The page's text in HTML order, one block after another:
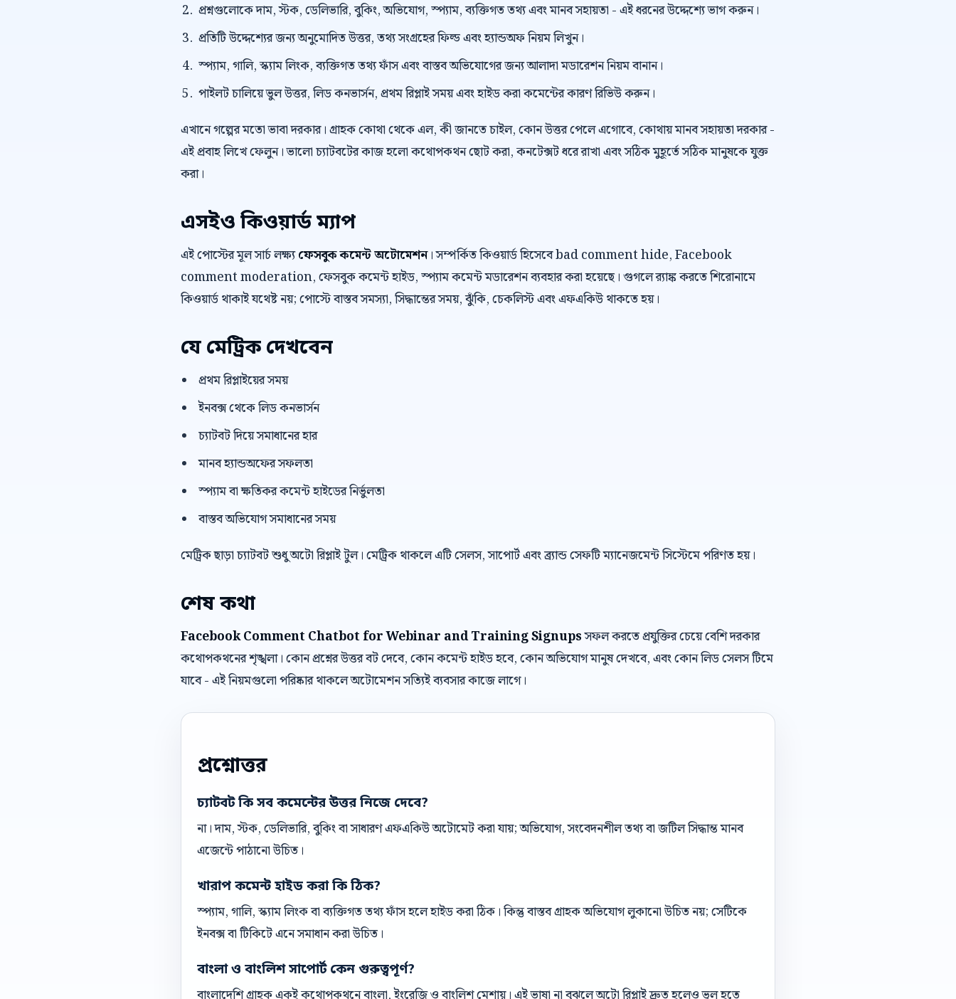
প্রশ্নগুলোকে দাম, স্টক, ডেলিভারি, বুকিং, অভিযোগ, স্প্যাম, ব্যক্তিগত তথ্য এবং মানব সহায়তা - এই ধরনের উদ্দেশ্যে ভাগ করুন।
প্রতিটি উদ্দেশ্যের জন্য অনুমোদিত উত্তর, তথ্য সংগ্রহের ফিল্ড এবং হ্যান্ডঅফ নিয়ম লিখুন।
স্প্যাম, গালি, স্ক্যাম লিংক, ব্যক্তিগত তথ্য ফাঁস এবং বাস্তব অভিযোগের জন্য আলাদা মডারেশন নিয়ম বানান।
পাইলট চালিয়ে ভুল উত্তর, লিড কনভার্সন, প্রথম রিপ্লাই সময় এবং হাইড করা কমেন্টের কারণ রিভিউ করুন।
এখানে গল্পের মতো ভাবা দরকার। গ্রাহক কোথা থেকে এল, কী জানতে চাইল, কোন উত্তর পেলে এগোবে, কোথায় মানব সহায়তা দরকার -
এই প্রবাহ লিখে ফেলুন। ভালো চ্যাটবটের কাজ হলো কথোপকথন ছোট করা, কনটেক্সট ধরে রাখা এবং সঠিক মুহূর্তে সঠিক মানুষকে যুক্ত
করা।
এসইও কিওয়ার্ড ম্যাপ
এই পোস্টের মূল সার্চ লক্ষ্যফেসবুক কমেন্ট অটোমেশন। সম্পর্কিত কিওয়ার্ড হিসেবে bad comment hide, Facebook
comment moderation, ফেসবুক কমেন্ট হাইড, স্প্যাম কমেন্ট মডারেশন ব্যবহার করা হয়েছে। গুগলে র‍্যাঙ্ক করতে শিরোনামে
কিওয়ার্ড থাকাই যথেষ্ট নয়; পোস্টে বাস্তব সমস্যা, সিদ্ধান্তের সময়, ঝুঁকি, চেকলিস্ট এবং এফএকিউ থাকতে হয়।
যে মেট্রিক দেখবেন
প্রথম রিপ্লাইয়ের সময়
ইনবক্স থেকে লিড কনভার্সন
চ্যাটবট দিয়ে সমাধানের হার
মানব হ্যান্ডঅফের সফলতা
স্প্যাম বা ক্ষতিকর কমেন্ট হাইডের নির্ভুলতা
বাস্তব অভিযোগ সমাধানের সময়
মেট্রিক ছাড়া চ্যাটবট শুধু অটো রিপ্লাই টুল। মেট্রিক থাকলে এটি সেলস, সাপোর্ট এবং ব্র্যান্ড সেফটি ম্যানেজমেন্ট সিস্টেমে পরিণত হয়।
শেষ কথা
Facebook Comment Chatbot for Webinar and Training Signupsসফল করতে প্রযুক্তির চেয়ে বেশি দরকার
কথোপকথনের শৃঙ্খলা। কোন প্রশ্নের উত্তর বট দেবে, কোন কমেন্ট হাইড হবে, কোন অভিযোগ মানুষ দেখবে, এবং কোন লিড সেলস টিমে
যাবে - এই নিয়মগুলো পরিষ্কার থাকলে অটোমেশন সত্যিই ব্যবসার কাজে লাগে।
প্রশ্নোত্তর
চ্যাটবট কি সব কমেন্টের উত্তর নিজে দেবে?
না। দাম, স্টক, ডেলিভারি, বুকিং বা সাধারণ এফএকিউ অটোমেট করা যায়; অভিযোগ, সংবেদনশীল তথ্য বা জটিল সিদ্ধান্ত মানব
এজেন্টে পাঠানো উচিত।
খারাপ কমেন্ট হাইড করা কি ঠিক?
স্প্যাম, গালি, স্ক্যাম লিংক বা ব্যক্তিগত তথ্য ফাঁস হলে হাইড করা ঠিক। কিন্তু বাস্তব গ্রাহক অভিযোগ লুকানো উচিত নয়; সেটিকে
ইনবক্স বা টিকিটে এনে সমাধান করা উচিত।
বাংলা ও বাংলিশ সাপোর্ট কেন গুরুত্বপূর্ণ?